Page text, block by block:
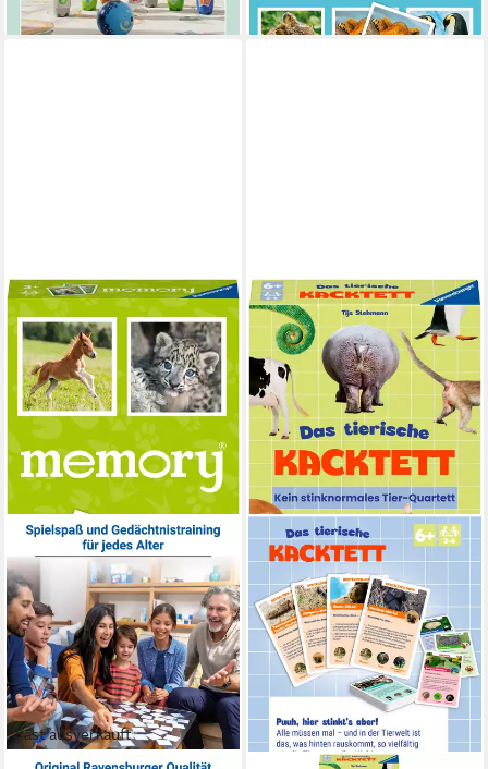
lieferbar - in 3-5 Werktagen bei dir
Fast ausverkauft